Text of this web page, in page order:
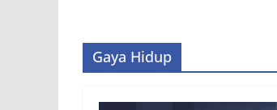
Gaya Hidup